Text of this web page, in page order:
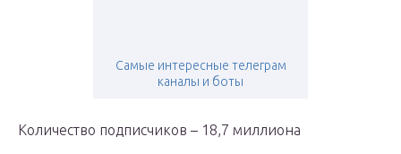
Самые интересные телеграм
каналы и боты
Количество подписчиков – 18,7 миллиона